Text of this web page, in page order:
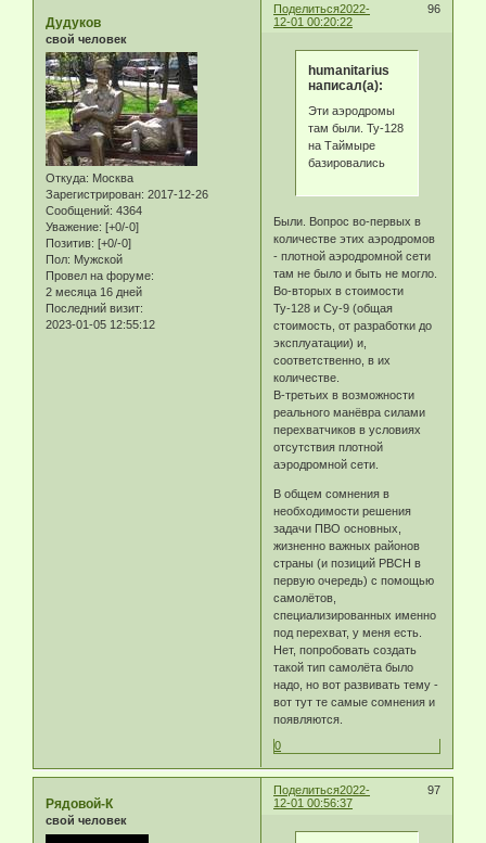
Поделиться 96
2022-
12-01 00:20:22
Дудуков
свой человек
Откуда: Москва
Зарегистрирован: 2017-12-26
Сообщений: 4364
Уважение: [+0/-0]
Позитив: [+0/-0]
Пол: Мужской
Провел на форуме:
2 месяца 16 дней
Последний визит:
2023-01-05 12:55:12
humanitarius
написал(а):
Эти аэродромы
там были. Ту-128
на Таймыре
базировались
Были. Вопрос во-первых в
количестве этих аэродромов
- плотной аэродромной сети
там не было и быть не могло.
Во-вторых в стоимости
Ту-128 и Су-9 (общая
стоимость, от разработки до
эксплуатации) и,
соответственно, в их
количестве.
В-третьих в возможности
реального манёвра силами
перехватчиков в условиях
отсутствия плотной
аэродромной сети.
В общем сомнения в
необходимости решения
задачи ПВО основных,
жизненно важных районов
страны (и позиций РВСН в
первую очередь) с помощью
самолётов,
специализированных именно
под перехват, у меня есть.
Нет, попробовать создать
такой тип самолёта было
надо, но вот развивать тему -
вот тут те самые сомнения и
появляются.
0
Поделиться 97
2022-
12-01 00:56:37
Рядовой-К
свой человек